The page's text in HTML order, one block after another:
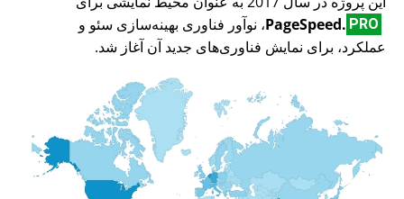
PageSpeed. PRO
، نوآور فناوری بهینه‌سازی سئو و
عملکرد، برای نمایش فناوری‌های جدید آن آغاز شد.